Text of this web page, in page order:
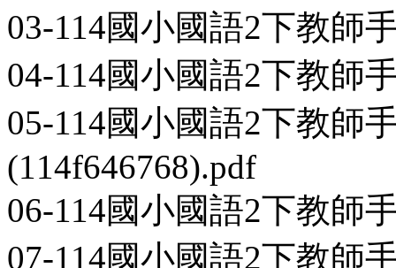
03-114國小國語2下教師
04-114國小國語2下教師
05-114國小國語2下教師
(114f646768).pdf
06-114國小國語2下教師
07-114國小國語2下教師